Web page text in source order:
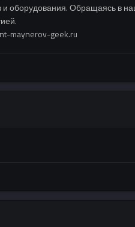
оборудования. Обращаясь в
maynerov-geek.ru